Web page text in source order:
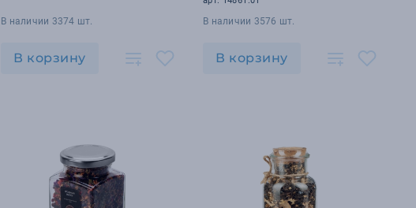
В наличии 3374 шт.
В корзину
В наличии 3576 шт.
В корзину